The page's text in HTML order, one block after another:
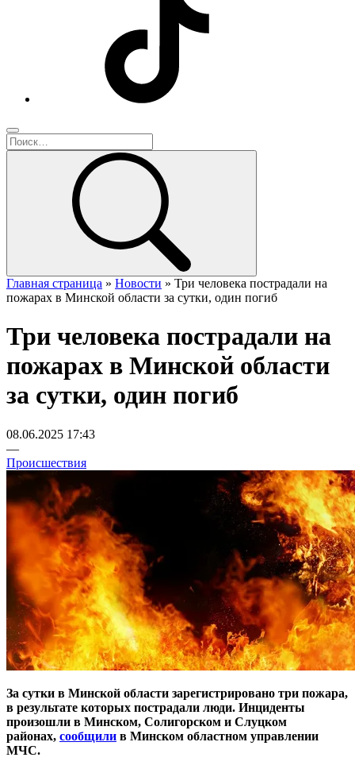
Главная страница » Новости » Три человека пострадали на
пожарах в Минской области за сутки, один погиб
Три человека пострадали на
пожарах в Минской области
за сутки, один погиб
08.06.2025 17:43
—
Происшествия
За сутки в Минской области зарегистрировано три пожара,
в результате которых пострадали люди. Инциденты
произошли в Минском, Солигорском и Слуцком
районах, сообщили в Минском областном управлении
МЧС.